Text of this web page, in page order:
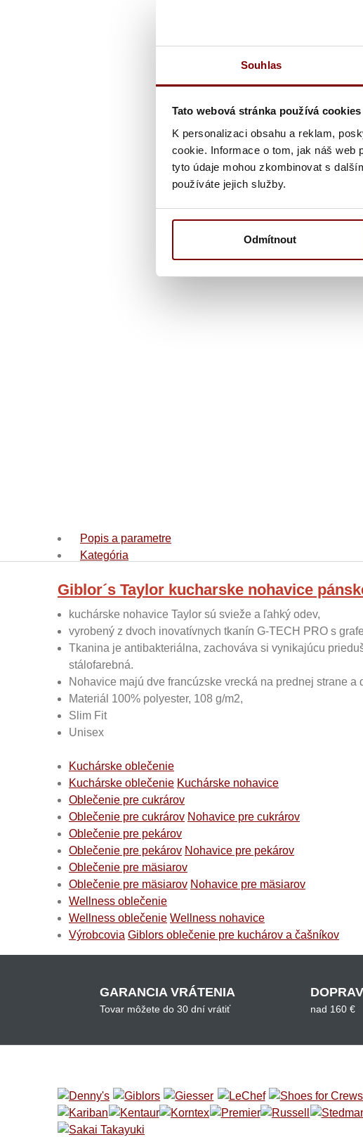
Souhlas
Tato webová stránka používá cookies
K personalizaci obsahu a reklam,
cookie. Informace o tom, jak náš
tyto údaje mohou zkombinovat s
používáte jejich služby.
Odmítnout
Popis a parametre
Kategória
Giblor´s Taylor kucharske nohavice
kuchárske nohavice Taylor sú svieže a ľahký odev,
vyrobený z dvoch inovatívnych tkanín G-TECH PRO s
Tkanina je antibakteriálna, zachováva si vynikajúcu
stálofarebná.
Nohavice majú dve francúzske vrecká na prednej strane a
Materiál 100% polyester, 108 g/m2,
Slim Fit
Unisex
Kuchárske oblečenie
Kuchárske oblečenie Kuchárske nohavice
Oblečenie pre cukrárov
Oblečenie pre cukrárov Nohavice pre cukrárov
Oblečenie pre pekárov
Oblečenie pre pekárov Nohavice pre pekárov
Oblečenie pre mäsiarov
Oblečenie pre mäsiarov Nohavice pre mäsiarov
Wellness oblečenie
Wellness oblečenie Wellness nohavice
Výrobcovia Giblors oblečenie pre kuchárov a čašníkov
GARANCIA VRÁTENIA
Tovar môžete do 30 dní vrátiť nad 160 €